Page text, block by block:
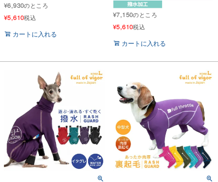
¥6,930のところ
¥5,610税込
カートに入れる
¥7,150のところ
¥5,610税込
カートに入れる